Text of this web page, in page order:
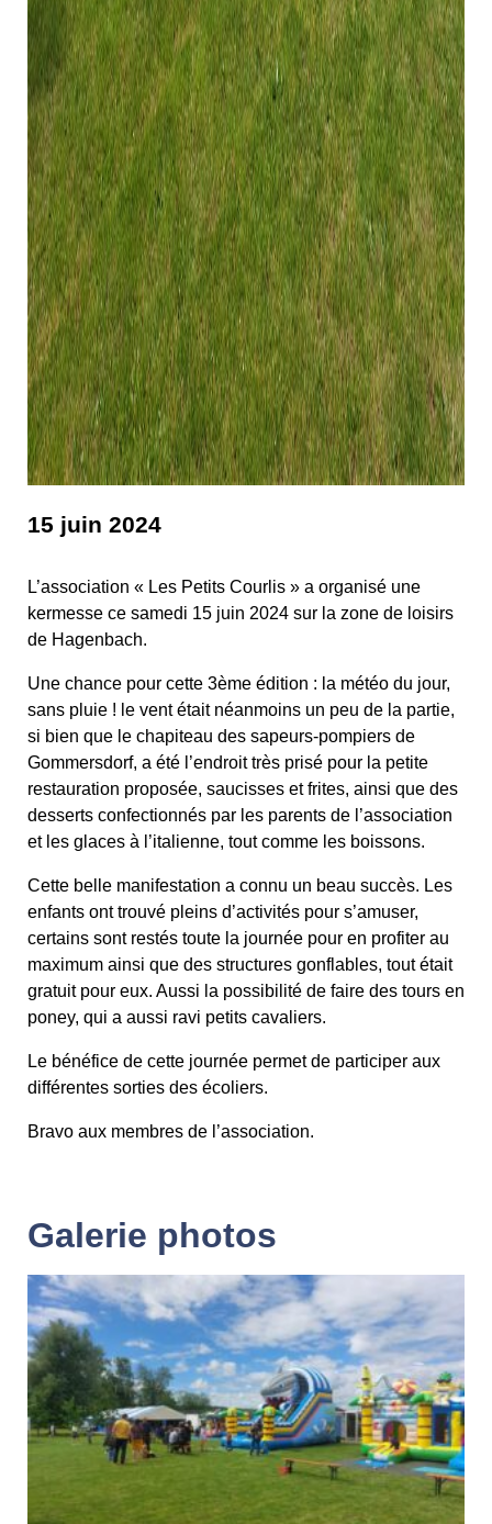
15 juin 2024
L’association « Les Petits Courlis » a organisé une
kermesse ce samedi 15 juin 2024 sur la zone de loisirs
de Hagenbach.
Une chance pour cette 3ème édition : la météo du jour,
sans pluie ! le vent était néanmoins un peu de la partie,
si bien que le chapiteau des sapeurs-pompiers de
Gommersdorf, a été l’endroit très prisé pour la petite
restauration proposée, saucisses et frites, ainsi que des
desserts confectionnés par les parents de l’association
et les glaces à l’italienne, tout comme les boissons.
Cette belle manifestation a connu un beau succès. Les
enfants ont trouvé pleins d’activités pour s’amuser,
certains sont restés toute la journée pour en profiter au
maximum ainsi que des structures gonflables, tout était
gratuit pour eux. Aussi la possibilité de faire des tours en
poney, qui a aussi ravi petits cavaliers.
Le bénéfice de cette journée permet de participer aux
différentes sorties des écoliers.
Bravo aux membres de l’association.
Galerie photos